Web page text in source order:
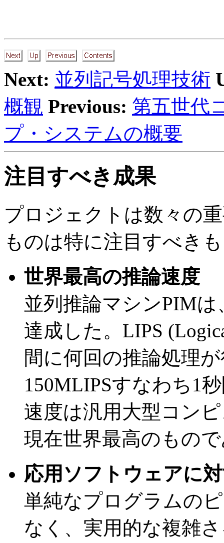
Next: 並列記号処理技術
概観 Previous: 第五世代
プ・システムの概要
注目すべき成果
プロジェクトは数々の
ものは特に注目すべき
世界最高の推論速度
並列推論マシンPIMは
達成した。LIPS
間に何回の推論処理
150MLIPSすなわち1
速度は汎用大型コン
現在世界最高のもの
応用ソフトウェアに
単純なプログラムの
なく、実用的な複雑